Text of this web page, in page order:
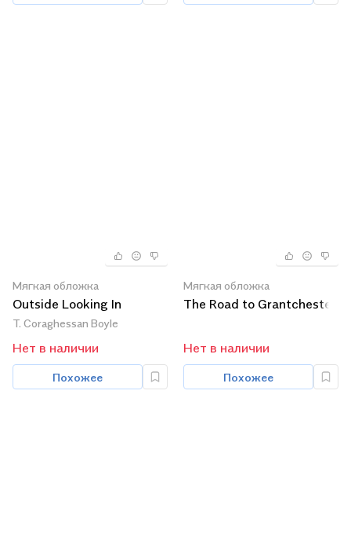
Мягкая обложка
Outside Looking In
T. Coraghessan Boyle
Нет в наличии
Похожее
Мягкая обложка
The Road to Grantchester
Нет в наличии
Похожее